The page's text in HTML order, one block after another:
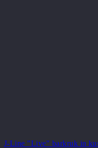
J-Line "Live" barkruk in